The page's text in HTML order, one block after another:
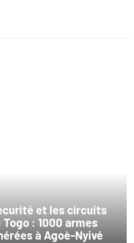
et les circuits
: 1000 armes
à Agoè-Nyivé